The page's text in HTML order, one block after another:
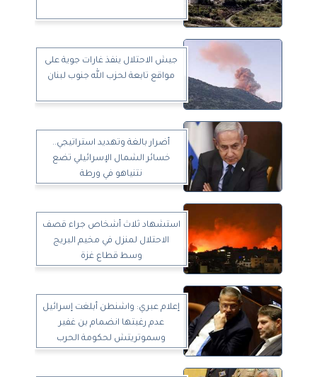
جيش الاحتلال ينفذ غارات جوية على
مواقع تابعة لحزب الله جنوب لبنان
أضرار بالغة وتهديد استراتيجي..
خسائر الشمال الإسرائيلي تضع
نتنياهو في ورطة
استشهاد ثلاث أشخاص جراء قصف
الاحتلال لمنزل في مخيم البريج
وسط قطاع غزة
إعلام عبري: واشنطن أبلغت إسرائيل
عدم رغبتها انضمام بن غفير
وسموتريتش لحكومة الحرب